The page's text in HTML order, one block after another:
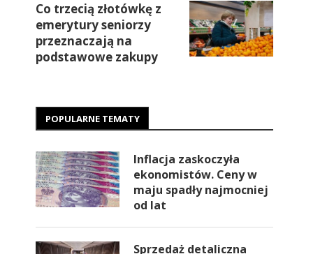
Co trzecią złotówkę z
emerytury seniorzy
przeznaczają na
podstawowe zakupy
POPULARNE TEMATY
Inflacja zaskoczyła
ekonomistów. Ceny w
maju spadły najmocniej
od lat
Sprzedaż detaliczna